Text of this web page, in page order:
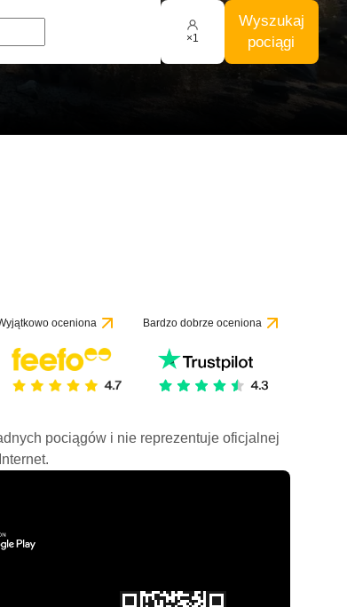
×1
Wyszukaj
pociągi
oceniona Bardzo dobrze oceniona
pociągów i nie reprezentuje oficjalnej